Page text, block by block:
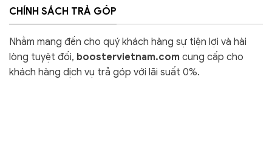
CHÍNH SÁCH TRẢ GÓP
Nhằm mang đến cho quý khách hàng sự tiện lợi và hài
lòng tuyệt đối, boostervietnam.com cung cấp cho
khách hàng dịch vụ trả góp với lãi suất 0%.